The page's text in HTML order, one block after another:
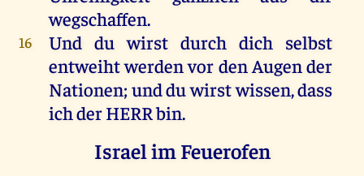
wegschaffen.
16 Und du wirst durch dich selbst
entweihtwerdenvor denAugender
Nationen; undduwirstwissen, dass
ichderHERRbin.
Israel im Feuerofen